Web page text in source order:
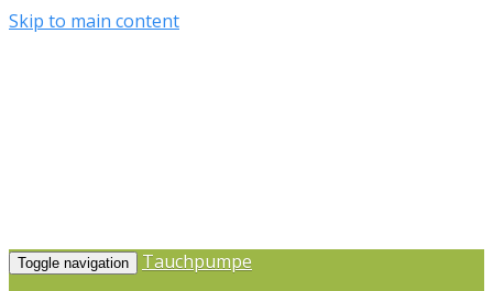
Skip to main content
Toggle navigation
Tauchpumpe